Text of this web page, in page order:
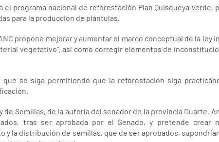
el programa nacional de reforestación Plan Quisqueya
para la producción de plántulas.
propone mejorar y aumentar el marco conceptual de la ley
vegetativo”, así como corregir elementos de
que se siga permitiendo que la reforestación siga
de Semillas, de la autoría del senador de la provincia Duarte,
tras ser aprobada por el Senado, y pretende crear
y la distribución de semillas, que de ser aprobados,